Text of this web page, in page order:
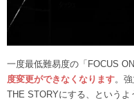
一度最低難易度の「FOCUS
度変更ができなくなります。
THE STORYにする、というよ